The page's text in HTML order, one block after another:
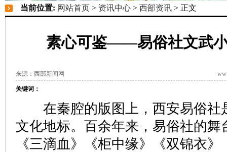
当前位置: 网站首页 > 资讯中心 > 西部资讯 > 正文
素心可鉴——易俗社文武
来源：西部新闻网
关键词：
在秦腔的版图上，西安易俗社
文化地标。百余年来，易俗社的舞
《三滴血》《柜中缘》《双锦衣